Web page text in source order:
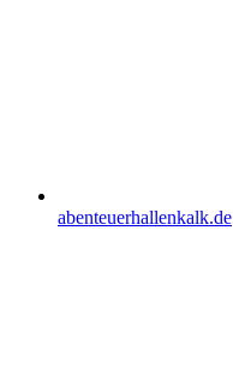
abenteuerhallenkalk.de